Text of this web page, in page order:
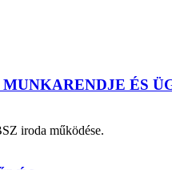
ÉS
iroda működése.